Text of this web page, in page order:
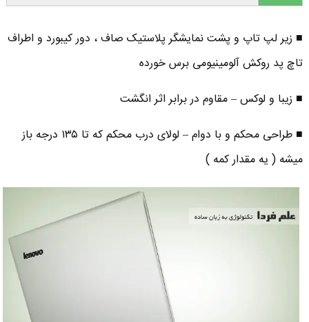
■ زیر لپ تاپ و پشت نمایشگر پلاستیک صاف ، دور کیبورد و اطراف
تاچ پد روکش آلومینیومی برس خورده
■ زیبا و لوکس – مقاوم در برابر اثر انگشت
■ طراحی محکم و با دوام – لولای درب محکم که تا ۱۳۵ درجه باز
میشه ( یه مقدار کمه )